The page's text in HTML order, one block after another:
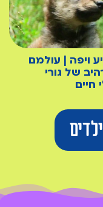
ויפה | עולמם
של גורי
חיים